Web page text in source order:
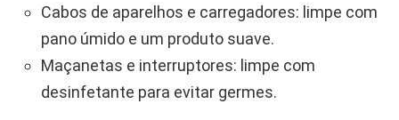
Cabos de aparelhos e carregadores: limpe com
pano úmido e um produto suave.
Maçanetas e interruptores: limpe com
desinfetante para evitar germes.